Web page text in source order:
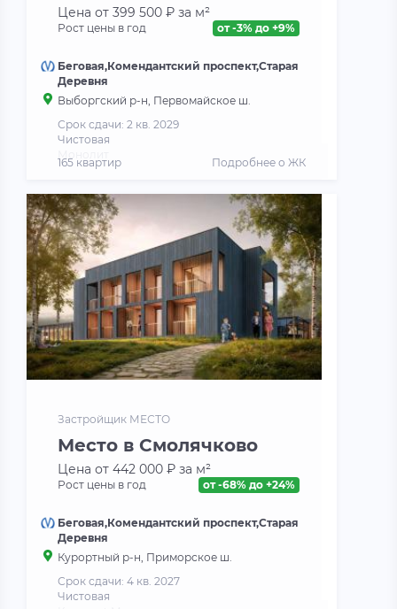
Цена от 399 500 ₽ за м²
Рост цены в год от -3% до +9%
Беговая,Комендантский проспект,Старая
Деревня
Выборгский р-н, Первомайское ш.
Срок сдачи: 2 кв. 2029
Чистовая
165 квартир Подробнее о ЖК
Застройщик МЕСТО
Место в Смолячково
Цена от 442 000 ₽ за м²
Рост цены в год от -68% до +24%
Беговая,Комендантский проспект,Старая
Деревня
Курортный р-н, Приморское ш.
Срок сдачи: 4 кв. 2027
Чистовая